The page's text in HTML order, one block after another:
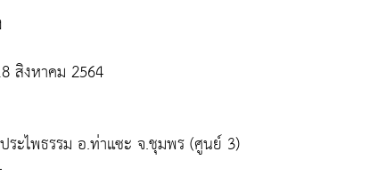
สิงหาคม 2564
ไพธรรม อ.ท่าแซะ จ.ชุมพร (ศูนย์ 3)